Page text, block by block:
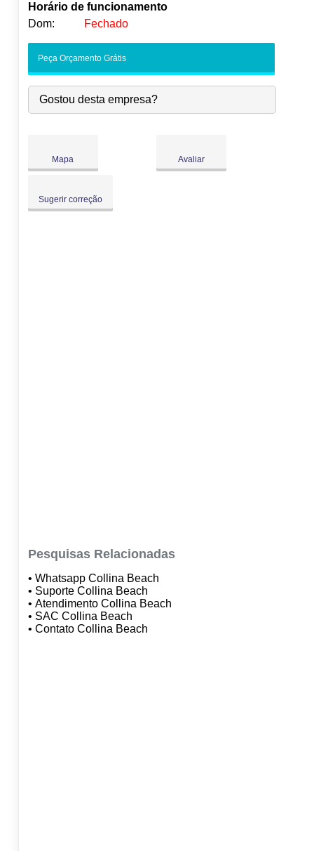
Horário de funcionamento
Dom:
Fechado
-
Qua:
09:00-18:00
Qui:
09:00-18:00
Peça Orçamento Grátis
Gostou desta empresa?
Mapa Avaliar
Sugerir correção
Pesquisas Relacionadas
• Whatsapp Collina Beach
• Suporte Collina Beach
• Atendimento Collina Beach
• SAC Collina Beach
• Contato Collina Beach